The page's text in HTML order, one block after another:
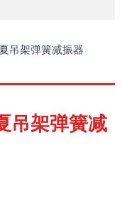
吊架弹簧减振器
吊架弹簧减